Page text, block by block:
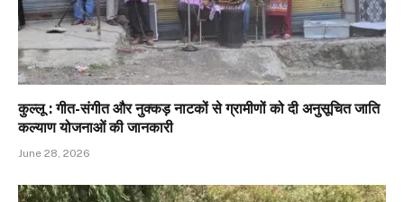
कुल्लू : गीत-संगीत और नुक्कड़ नाटकों से ग्रामीणों को दी अनुसूचित जाति
कल्याण योजनाओं की जानकारी
June 28, 2026